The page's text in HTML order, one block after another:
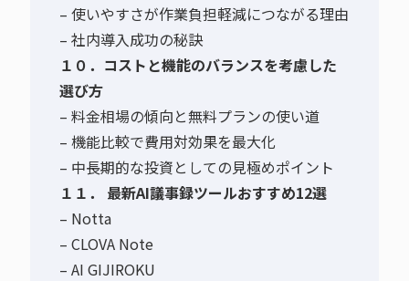
– 使いやすさが作業負担軽減につながる理由
– 社内導入成功の秘訣
１０．コストと機能のバランスを考慮した
選び方
– 料金相場の傾向と無料プランの使い道
– 機能比較で費用対効果を最大化
– 中長期的な投資としての見極めポイント
１１． 最新AI議事録ツールおすすめ12選
– Notta
– CLOVA Note
– AI GIJIROKU